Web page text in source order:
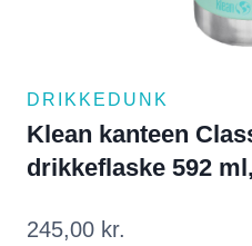
DRIKKEDUNK
Klean kanteen
drikkeflaske 592
245,00 kr.